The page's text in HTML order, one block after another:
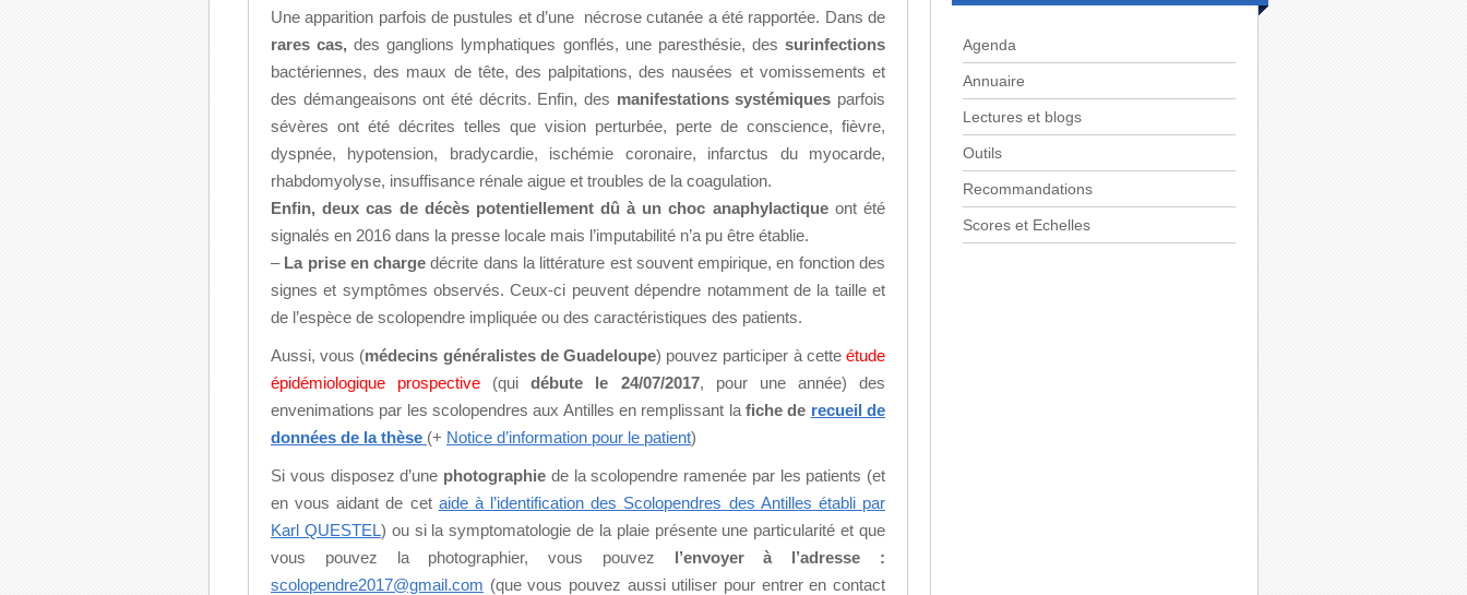
Une apparition parfois de pustules et d’une nécrose cutanée a été rapportée. Dans de
rares cas, des ganglions lymphatiques gonflés, une paresthésie, dessurinfections
bactériennes, des maux de tête, des palpitations, des nausées et vomissements et
des démangeaisons ont été décrits. Enfin, des manifestations systémiques parfois
sévères ont été décrites telles que vision perturbée, perte de conscience, fièvre,
dyspnée, hypotension, bradycardie, ischémie coronaire, infarctus du myocarde,
rhabdomyolyse, insuffisance rénale aigue et troubles de la coagulation.
Enfin, deux cas de décès potentiellement dû à un choc anaphylactiqueont été
signalés en 2016 dans la presse locale mais l’imputabilité n’a pu être établie.
– La prise en charge décrite dans la littérature est souvent empirique, en fonction des
signes et symptômes observés. Ceux-ci peuvent dépendre notamment de la taille et
de l’espèce de scolopendre impliquée ou des caractéristiques des patients.
Aussi, vous (médecins généralistes de Guadeloupe) pouvez participer à cetteétude
épidémiologique prospective (quidébute le 24/07/2017, pour une année) des
envenimations par les scolopendres aux Antilles en remplissant la fiche de recueil de
données de la thèse (+ Notice d’information pour le patient)
Si vous disposez d’une photographie de la scolopendre ramenée par les patients (et
en vous aidant de cet aide à l’identification des Scolopendres des Antilles établi par
Karl QUESTEL) ou si la symptomatologie de la plaie présente une particularité et que
vous pouvez la photographier, vous pouvez l’envoyer à l’adresse :
scolopendre2017@gmail.com (que vous pouvez aussi utiliser pour entrer en contact
Agenda
Annuaire
Lectures et blogs
Outils
Recommandations
Scores et Echelles